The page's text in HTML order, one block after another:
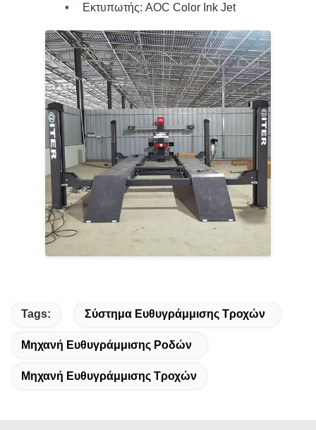
Εκτυπωτής: AOC Color Ink Jet
Tags: Σύστημα Ευθυγράμμισης Τροχών
Μηχανή Ευθυγράμμισης Ροδών
Μηχανή Ευθυγράμμισης Τροχών